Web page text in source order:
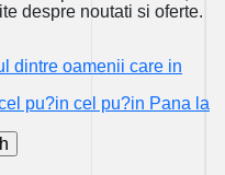
despre noutati si oferte.
dintre oamenii care in
pu?in cel pu?in Pana la